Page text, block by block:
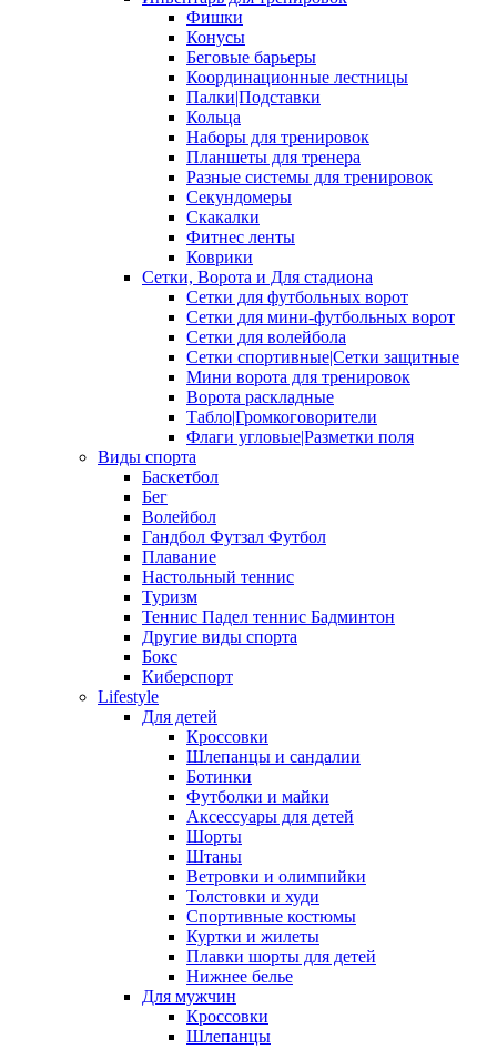
Фишки
Конусы
Беговые барьеры
Координационные лестницы
Палки|Подставки
Кольца
Наборы для тренировок
Планшеты для тренера
Разные системы для тренировок
Секундомеры
Скакалки
Фитнес ленты
Коврики
Сетки, Ворота и Для стадиона
Сетки для футбольных ворот
Сетки для мини-футбольных ворот
Сетки для волейбола
Сетки спортивные|Сетки защитные
Мини ворота для тренировок
Ворота раскладные
Табло|Громкоговорители
Флаги угловые|Разметки поля
Виды спорта
Баскетбол
Бег
Волейбол
Гандбол Футзал Футбол
Плавание
Настольный теннис
Туризм
Теннис Падел теннис Бадминтон
Другие виды спорта
Бокс
Киберспорт
Lifestyle
Для детей
Кроссовки
Шлепанцы и сандалии
Ботинки
Футболки и майки
Аксессуары для детей
Шорты
Штаны
Ветровки и олимпийки
Толстовки и худи
Спортивные костюмы
Куртки и жилеты
Плавки шорты для детей
Нижнее белье
Для мужчин
Кроссовки
Шлепанцы